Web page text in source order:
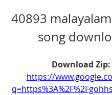
40893
song
https://